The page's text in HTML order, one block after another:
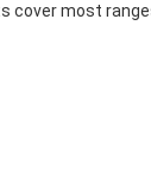
cover most